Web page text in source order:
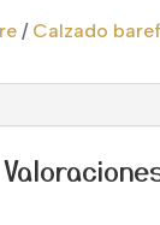
/ Calzado